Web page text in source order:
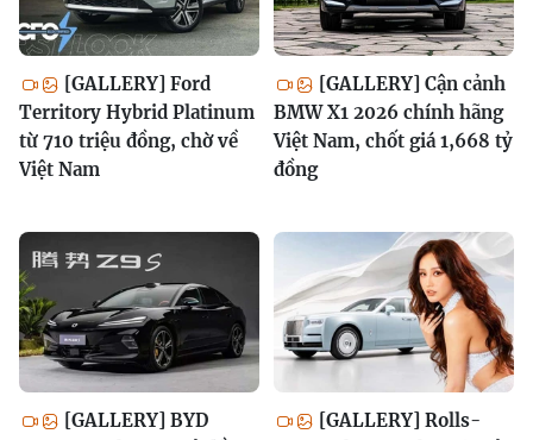
[GALLERY] Ford
Territory Hybrid Platinum
từ 710 triệu đồng, chờ về
Việt Nam
[GALLERY] Cận cảnh
BMW X1 2026 chính hãng
Việt Nam, chốt giá 1,668 tỷ
đồng
[GALLERY] BYD
[GALLERY] Rolls-